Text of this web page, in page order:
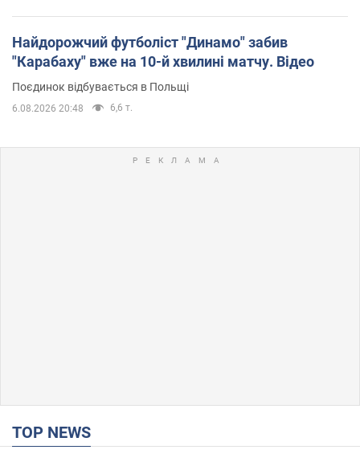
Найдорожчий футболіст "Динамо" забив
"Карабаху" вже на 10-й хвилині матчу. Відео
Поєдинок відбувається в Польщі
6.08.2026 20:48 6,6 т.
TOP NEWS